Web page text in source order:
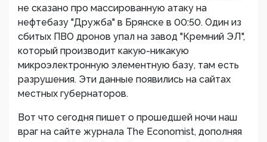
не сказано про массированную атаку на
нефтебазу "Дружба" в Брянске в 00:50. Один из
сбитых ПВО дронов упал на завод "Кремний ЭЛ",
который производит какую-никакую
микроэлектронную элементную базу, там есть
разрушения. Эти данные появились на сайтах
местных губернаторов.
Вот что сегодня пишет о прошедшей ночи наш
враг на сайте журнала The Economist, дополняя